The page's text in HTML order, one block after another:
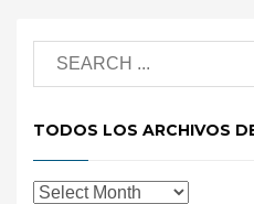
TODOS LOS ARCHIVOS